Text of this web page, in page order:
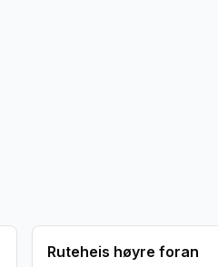
Ruteheis høyre foran